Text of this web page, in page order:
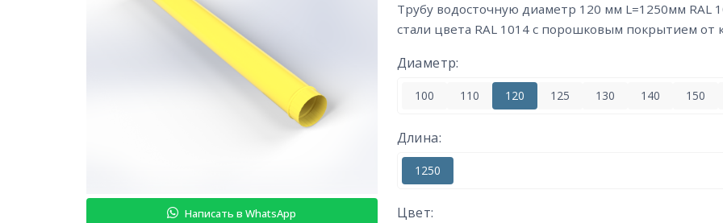
Написать в WhatsApp
трубу водосточную диаметр 120 мм L=1250мм RAL 1014 из оцинкованной
стали цвета RAL 1014 с порошковым покрытием
Диаметр:
100 110 120 125 130 140 150
Длина:
1250
Цвет: